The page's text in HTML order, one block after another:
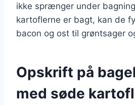
ikke sprænger under
kartoflerne er bagt, kan de
bacon og ost til grøntsager
Opskrift på
med søde